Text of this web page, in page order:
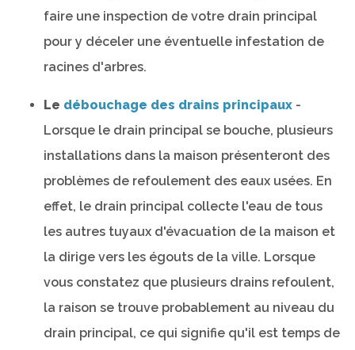
faire une inspection de votre drain principal
pour y déceler une éventuelle infestation de
racines d'arbres.
Le débouchage des drains principaux -
Lorsque le drain principal se bouche, plusieurs
installations dans la maison présenteront des
problèmes de refoulement des eaux usées. En
effet, le drain principal collecte l'eau de tous
les autres tuyaux d'évacuation de la maison et
la dirige vers les égouts de la ville. Lorsque
vous constatez que plusieurs drains refoulent,
la raison se trouve probablement au niveau du
drain principal, ce qui signifie qu'il est temps de